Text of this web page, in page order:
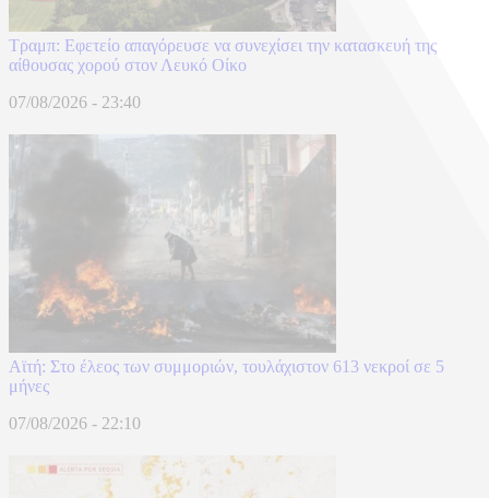
Τραμπ: Εφετείο απαγόρευσε να συνεχίσει την κατασκευή της
αίθουσας χορού στον Λευκό Οίκο
07/08/2026 - 23:40
Αϊτή: Στο έλεος των συμμοριών, τουλάχιστον 613 νεκροί σε 5
μήνες
07/08/2026 - 22:10